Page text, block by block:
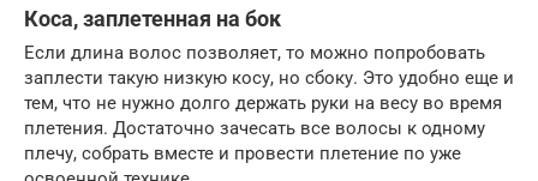
Коса, заплетенная на бок
Если длина волос позволяет, то можно попробовать
заплести такую низкую косу, но сбоку. Это удобно еще и
тем, что не нужно долго держать руки на весу во время
плетения. Достаточно зачесать все волосы к одному
плечу, собрать вместе и провести плетение по уже